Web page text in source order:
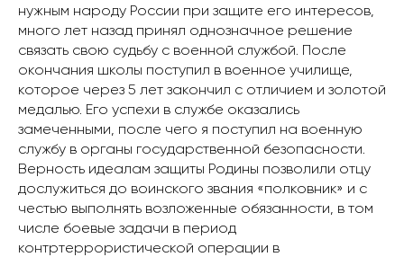
нужным народу России при защите его интересов,
много лет назад принял однозначное решение
связать свою судьбу с военной службой. После
окончания школы поступил в военное училище,
которое через 5 лет закончил с отличием и золотой
медалью. Его успехи в службе оказались
замеченными, после чего я поступил на военную
службу в органы государственной безопасности.
Верность идеалам защиты Родины позволили отцу
дослужиться до воинского звания «полковник» и с
честью выполнять возложенные обязанности, в том
числе боевые задачи в период
контртеррористической операции в